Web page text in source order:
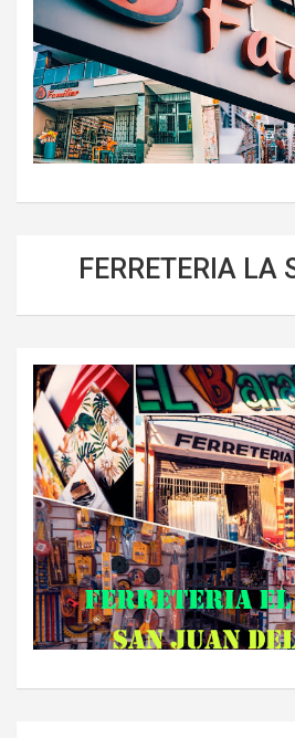
FERRETERIA LA